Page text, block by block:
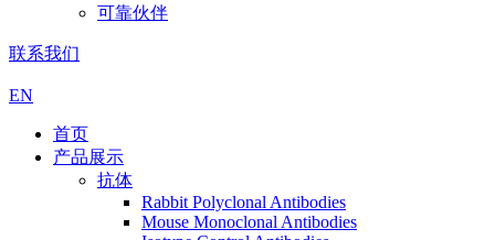
可靠伙伴
联系我们
EN
首页
产品展示
抗体
Rabbit Polyclonal Antibodies
Mouse Monoclonal Antibodies